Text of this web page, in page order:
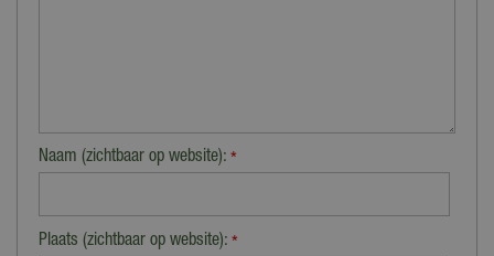
Naam (zichtbaar op website): *
Plaats (zichtbaar op website): *